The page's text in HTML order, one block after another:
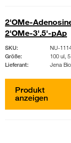
2'OMe-
2'OMe-3',5'-pAp
SKU:
NU-
Größe:
100 ul,
Lieferant:
Jena
Produkt
anzeigen